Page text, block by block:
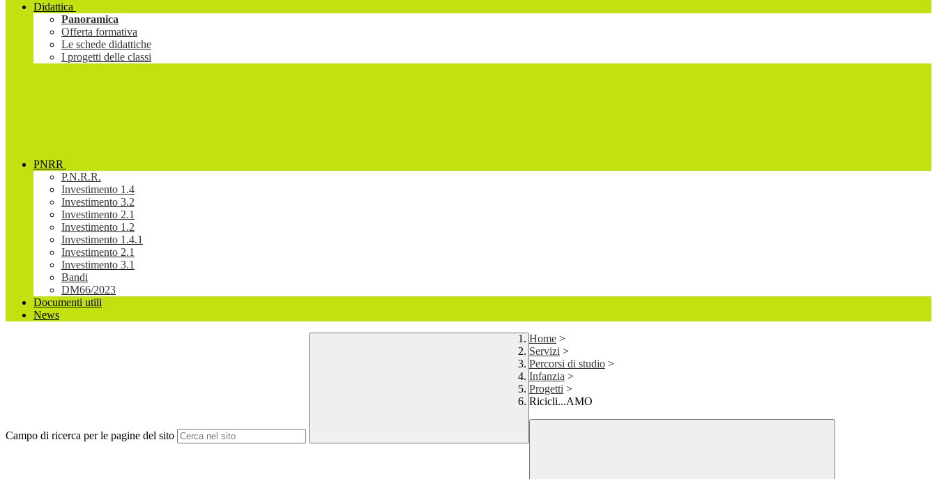
Didattica
Panoramica
Offerta formativa
Le schede didattiche
I progetti delle classi
PNRR
P.N.R.R.
Investimento 1.4
Investimento 3.2
Investimento 2.1
Investimento 1.2
Investimento 1.4.1
Investimento 2.1
Investimento 3.1
Bandi
DM66/2023
Documenti utili
News
Campo di ricerca per le pagine del sito
Home >
Servizi >
Percorsi di studio >
Infanzia >
Progetti >
Ricicli...AMO